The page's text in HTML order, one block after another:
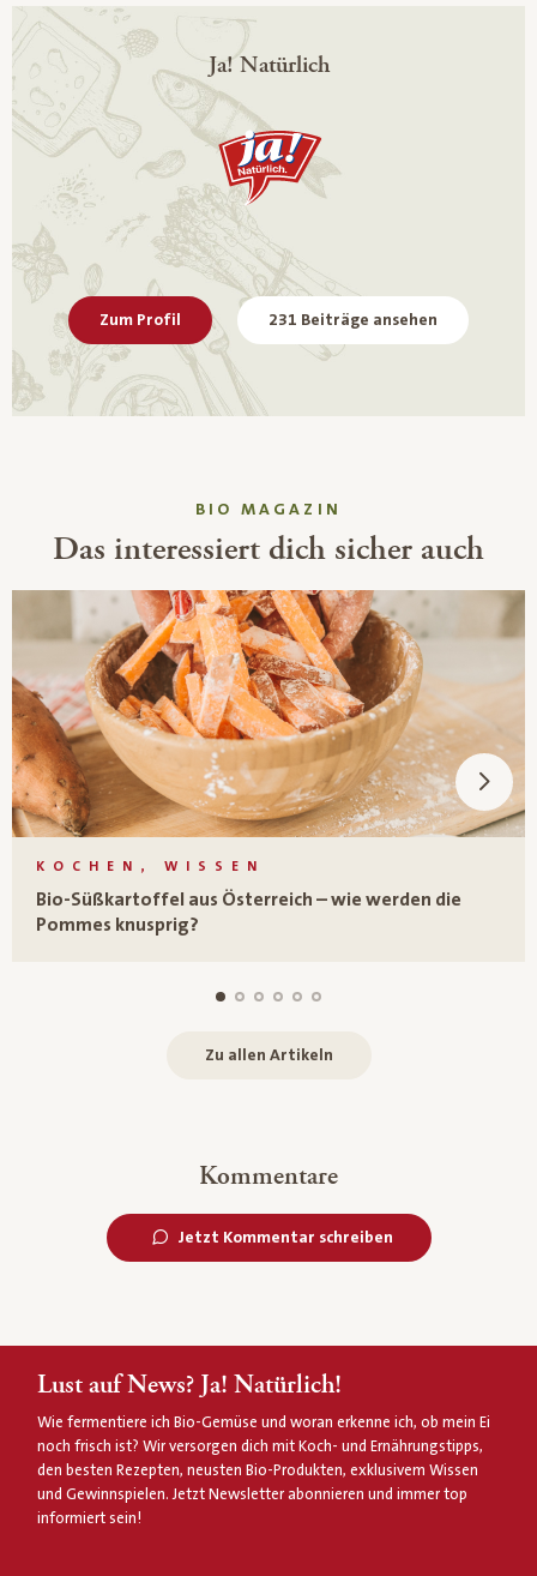
Ja! Natürlich
Zum Profil 231 Beiträge ansehen
BIO MAGAZIN
Das interessiert dich sicher auch
KOCHEN, WISSEN
Bio-Süßkartoffel aus Österreich – wie werden die
Pommes knusprig?
Zu allen Artikeln
Kommentare
Jetzt Kommentar schreiben
Lust auf News? Ja! Natürlich!
Wie fermentiere ich Bio-Gemüse und woran erkenne ich, ob mein Ei
noch frisch ist? Wir versorgen dich mit Koch- und Ernährungstipps,
den besten Rezepten, neusten Bio-Produkten, exklusivem Wissen
und Gewinnspielen. Jetzt Newsletter abonnieren und immer top
informiert sein!